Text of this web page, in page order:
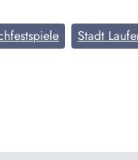
Stadt